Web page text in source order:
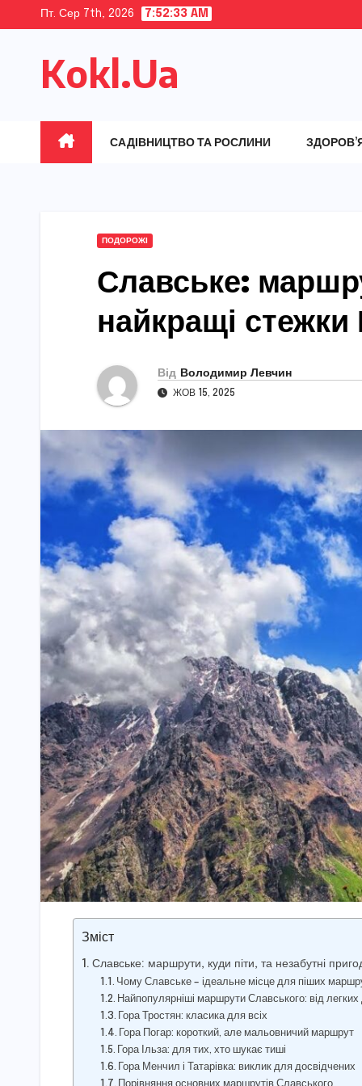
content
Пт. Сер 7th, 2026 7:52:34 AM
Kokl.Ua
САДІВНИЦТВО ТА РОСЛИНИ
ПОДОРОЖІ
Славське:
найкращі стежки
Від Володимир Левчин
ЖОВ 15, 2025
Зміст
Славське: маршрути, куди піти, та незабутні
Чому Славське – ідеальне місце для піших
Найпопулярніші маршрути Славського: від
Гора Тростян: класика для всіх
Гора Погар: короткий, але мальовничий маршрут
Гора Ільза: для тих, хто шукає тиші
Гора Менчил і Татарівка: виклик для досвідчених